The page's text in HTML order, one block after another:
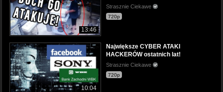
13:46
Strasznie Ciekawe
720p
10:04
Największe CYBER ATAKI
HACKERÓW ostatnich lat!
Strasznie Ciekawe
720p